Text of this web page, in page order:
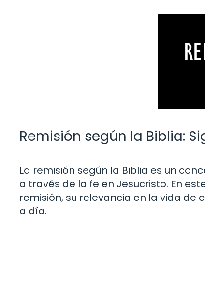
Remisión según la Biblia:
La remisión según la Biblia es un
a través de la fe en Jesucristo. En
remisión, su relevancia en la vida
a día.